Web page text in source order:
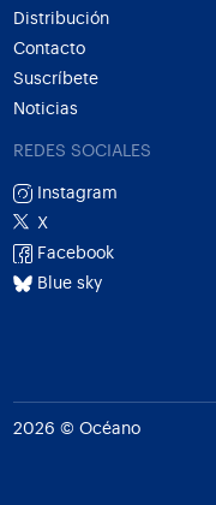
Distribución
Contacto
Suscríbete
Noticias
REDES SOCIALES
Instagram
X
Facebook
Blue sky
2026 © Océano